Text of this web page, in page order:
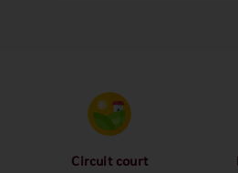
Circuit court